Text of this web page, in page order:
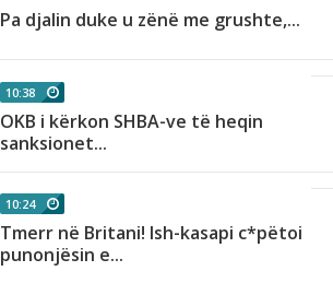
Pa djalin duke u zënë me grushte,...
10:38
OKB i kërkon SHBA-ve të heqin
sanksionet...
10:24
Tmerr në Britani! Ish-kasapi c*pëtoi
punonjësin e...